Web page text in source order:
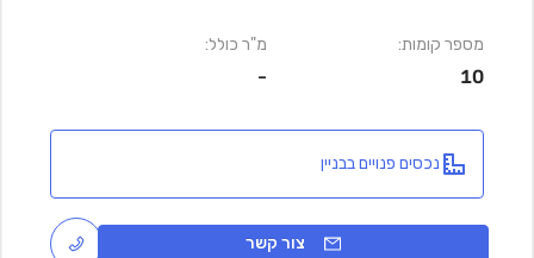
מספר קומות:
10
מ"ר כולל:
-
נכסים פנויים בבניין
צור קשר